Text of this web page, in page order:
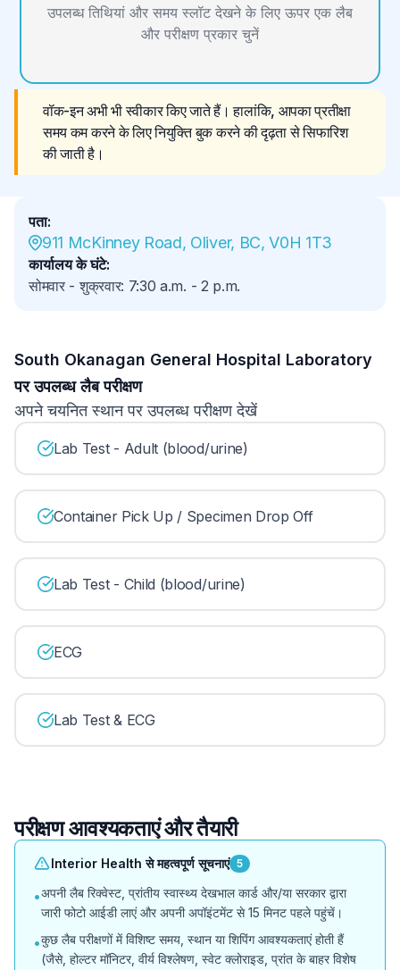
उपलब्ध तिथियां और समय स्लॉट देखने के लिए ऊपर एक लैब
और परीक्षण प्रकार चुनें
वॉक-इन अभी भी स्वीकार किए जाते हैं। हालांकि, आपका प्रतीक्षा
समय कम करने के लिए नियुक्ति बुक करने की दृढ़ता से सिफारिश
की जाती है।
पता:
911 McKinney Road, Oliver, BC, V0H 1T3
कार्यालय के घंटे:
सोमवार - शुक्रवार: 7:30 a.m. - 2 p.m.
South Okanagan General Hospital Laboratory
पर उपलब्ध लैब परीक्षण
अपने चयनित स्थान पर उपलब्ध परीक्षण देखें
Lab Test - Adult (blood/urine)
Container Pick Up / Specimen Drop Off
Lab Test - Child (blood/urine)
ECG
Lab Test & ECG
परीक्षण आवश्यकताएं और तैयारी
Interior Health से महत्वपूर्ण सूचनाएं 5
•अपनी लैब रिक्वेस्ट, प्रांतीय स्वास्थ्य देखभाल कार्ड और/या सरकार द्वारा
जारी फोटो आईडी लाएं और अपनी अपॉइंटमेंट से 15 मिनट पहले पहुंचें।
•कुछ लैब परीक्षणों में विशिष्ट समय, स्थान या शिपिंग आवश्यकताएं होती हैं
(जैसे, होल्टर मॉनिटर, वीर्य विश्लेषण, स्वेट क्लोराइड, प्रांत के बाहर विशेष